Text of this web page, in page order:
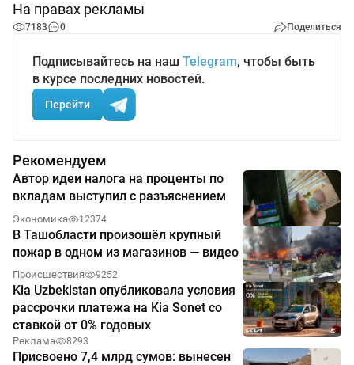
На правах рекламы
7183 0 Поделиться
Подписывайтесь на наш Telegram, чтобы быть
в курсе последних новостей.
Перейти
Рекомендуем
Автор идеи налога на проценты по
вкладам выступил с разъяснением
Экономика 12374
В Ташобласти произошёл крупный
пожар в одном из магазинов — видео
Происшествия 9252
Kia Uzbekistan опубликовала условия
рассрочки платежа на Kia Sonet со
ставкой от 0% годовых
Реклама 8293
Присвоено 7,4 млрд сумов: вынесен